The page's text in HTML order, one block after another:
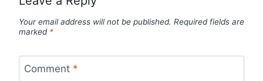
Your email address will not be published. Required fields are
marked *
Comment *